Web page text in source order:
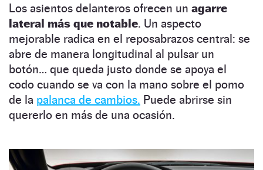
Los asientos delanteros ofrecen un agarre
lateral más que notable. Un aspecto
mejorable radica en el reposabrazos central: se
abre de manera longitudinal al pulsar un
botón… que queda justo donde se apoya el
codo cuando se va con la mano sobre el pomo
de la palanca de cambios. Puede abrirse sin
quererlo en más de una ocasión.